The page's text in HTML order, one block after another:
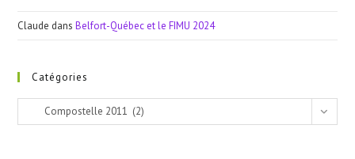
Claude dansBelfort-Québec et le FIMU 2024
Catégories
Catégories
Compostelle 2011 (2)